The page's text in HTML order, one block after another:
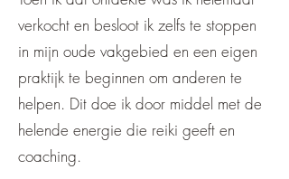
verkocht en besloot ik zelfs te stoppen
in mijn oude vakgebied en een eigen
praktijk te beginnen om anderen te
helpen. Dit doe ik door middel met de
helende energie die reiki geeft en
coaching.​